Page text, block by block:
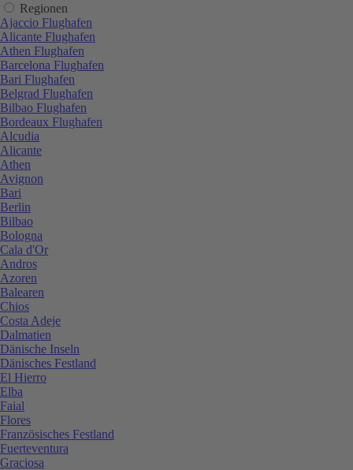
Regionen
Ajaccio Flughafen
Alicante Flughafen
Athen Flughafen
Barcelona Flughafen
Bari Flughafen
Belgrad Flughafen
Bilbao Flughafen
Bordeaux Flughafen
Alcudia
Alicante
Athen
Avignon
Bari
Berlin
Bilbao
Bologna
Cala d'Or
Andros
Azoren
Balearen
Chios
Costa Adeje
Dalmatien
Dänische Inseln
Dänisches Festland
El Hierro
Elba
Faial
Flores
Französisches Festland
Fuerteventura
Graciosa